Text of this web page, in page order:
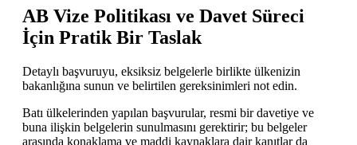
AB Vize Politikası ve Davet Süreci
İçin Pratik Bir Taslak
Detaylı başvuruyu, eksiksiz belgelerle birlikte ülkenizin
bakanlığına sunun ve belirtilen gereksinimleri not edin.
Batı ülkelerinden yapılan başvurular, resmi bir davetiye ve
buna ilişkin belgelerin sunulmasını gerektirir; bu belgeler
arasında konaklama ve maddi kaynaklara dair kanıtlar da